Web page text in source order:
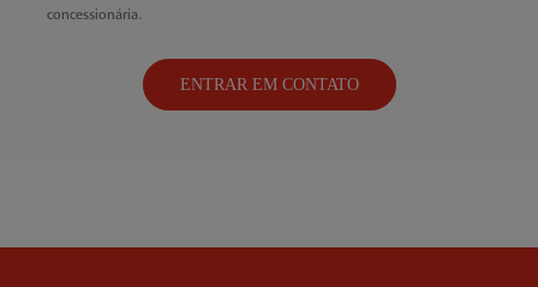
concessionária.
ENTRAR EM CONTATO